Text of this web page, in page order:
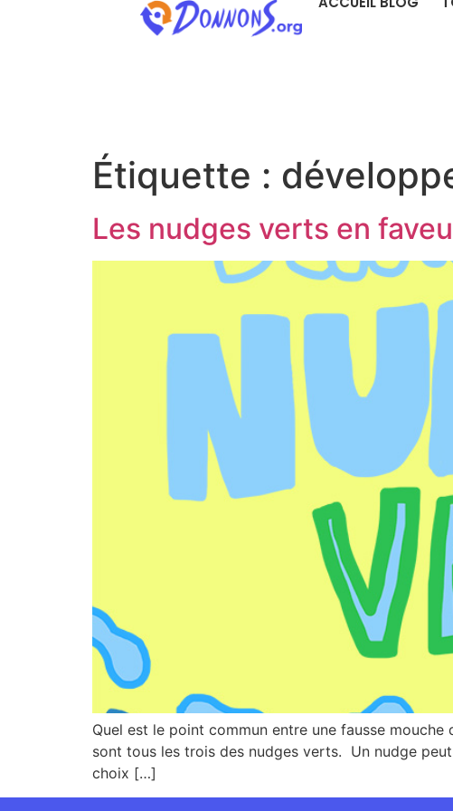
Étiquette :
Les nudges verts en
Quel est le point commun entre une fausse
sont tous les trois des nudges verts. Un nudge
choix […]